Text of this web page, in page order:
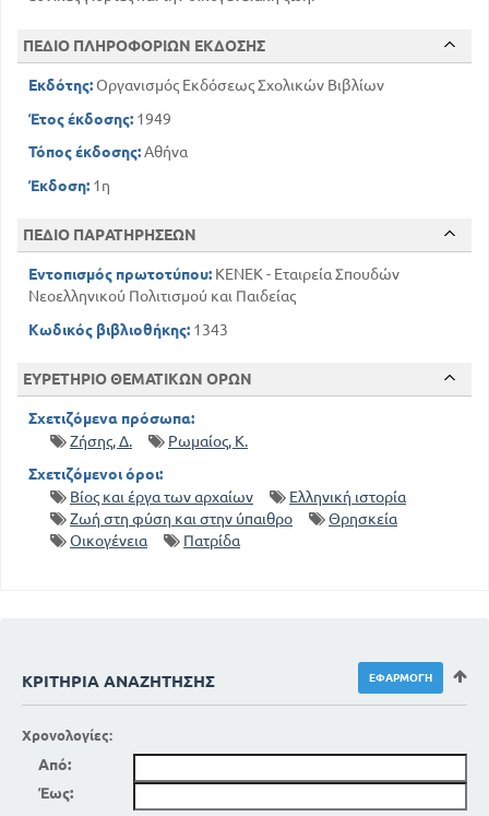
ΠΕΔΙΟ ΠΛΗΡΟΦΟΡΙΩΝ ΕΚΔΟΣΗΣ
Εκδότης:Οργανισμός Εκδόσεως Σχολικών Βιβλίων
Έτος έκδοσης: 1949
Τόπος έκδοσης:Αθήνα
Έκδοση: 1η
ΠΕΔΙΟ ΠΑΡΑΤΗΡΗΣΕΩΝ
Εντοπισμός πρωτοτύπου: ΚΕΝΕΚ - Εταιρεία Σπουδών
Νεοελληνικού Πολιτισμού και Παιδείας
Κωδικός βιβλιοθήκης: 1343
ΕΥΡΕΤΗΡΙΟ ΘΕΜΑΤΙΚΩΝ ΟΡΩΝ
Σχετιζόμενα πρόσωπα:
Ζήσης, Δ.
Ρωμαίος, Κ.
Σχετιζόμενοι όροι:
Βίος και έργα των αρχαίων
Ελληνική ιστορία
Ζωή στη φύση και στην ύπαιθρο
Θρησκεία
Οικογένεια
Πατρίδα
ΚΡΙΤΉΡΙΑ ΑΝΑΖΉΤΗΣΗΣ
Χρονολογίες:
Από:
Έως: